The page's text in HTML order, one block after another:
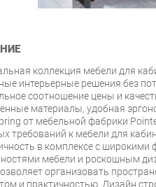
коллекция мебели для
интерьерные решения без
соотношение цены и
материалы, удобная
от мебельной фабрики
требований к мебели для
в комплексе с
мебели и роскошным
организовать
и практичностью. Дизайн